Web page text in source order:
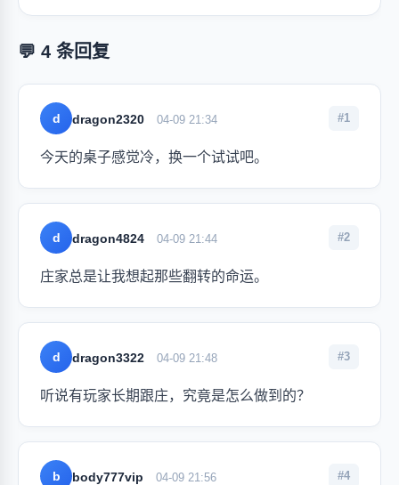
💬 4 条回复
d dragon2320 04-09 21:34 #1
今天的桌子感觉冷，换一个试试吧。
d dragon4824 04-09 21:44 #2
庄家总是让我想起那些翻转的命运。
d dragon3322 04-09 21:48 #3
听说有玩家长期跟庄，究竟是怎么做到的？
b body777vip 04-09 21:56 #4